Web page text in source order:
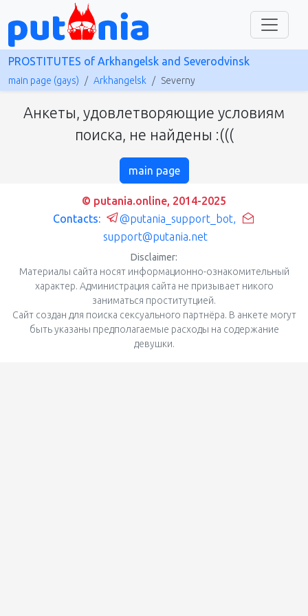
PROSTITUTES of Arkhangelsk and Severodvinsk
main page (gays) Arkhangelsk Severny
Анкеты, удовлетворяющие условиям
поиска, не найдены :(((
main page
© putania.online, 2014-2025
Contacts:
@putania_support_bot,
support@putania.net
Disclaimer:
Материалы сайта носят информационно-ознакомительный
характер. Администрация сайта не призывает никого
заниматься проститутцией.
Сайт создан для поиска сексуального партнёра. В анкете могут
быть указаны предполагаемые расходы на содержание
девушки.